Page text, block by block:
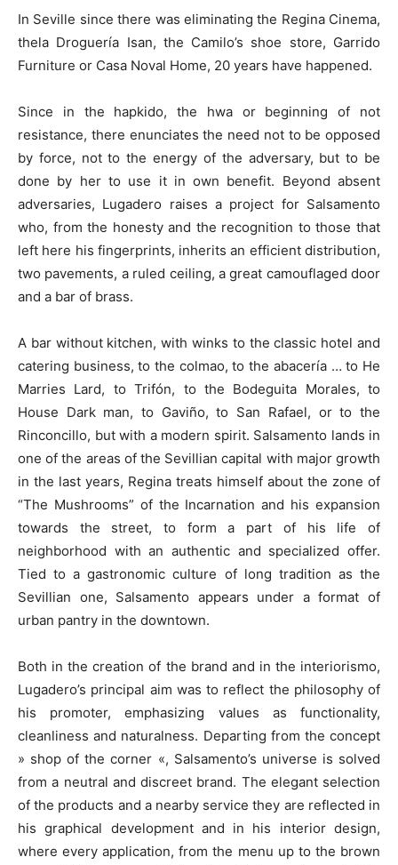
In Seville since there was eliminating the Regina Cinema,
thela Droguería Isan, the Camilo’s shoe store, Garrido
Furniture or Casa Noval Home, 20 years have happened.
Since in the hapkido, the hwa or beginning of not
resistance, there enunciates the need not to be opposed
by force, not to the energy of the adversary, but to be
done by her to use it in own benefit. Beyond absent
adversaries, Lugadero raises a project for Salsamento
who, from the honesty and the recognition to those that
left here his fingerprints, inherits an efficient distribution,
two pavements, a ruled ceiling, a great camouflaged door
and a bar of brass.
A bar without kitchen, with winks to the classic hotel and
catering business, to the colmao, to the abacería … to He
Marries Lard, to Trifón, to the Bodeguita Morales, to
House Dark man, to Gaviño, to San Rafael, or to the
Rinconcillo, but with a modern spirit. Salsamento lands in
one of the areas of the Sevillian capital with major growth
in the last years, Regina treats himself about the zone of
“The Mushrooms” of the Incarnation and his expansion
towards the street, to form a part of his life of
neighborhood with an authentic and specialized offer.
Tied to a gastronomic culture of long tradition as the
Sevillian one, Salsamento appears under a format of
urban pantry in the downtown.
Both in the creation of the brand and in the interiorismo,
Lugadero’s principal aim was to reflect the philosophy of
his promoter, emphasizing values as functionality,
cleanliness and naturalness. Departing from the concept
» shop of the corner «, Salsamento’s universe is solved
from a neutral and discreet brand. The elegant selection
of the products and a nearby service they are reflected in
his graphical development and in his interior design,
where every application, from the menu up to the brown